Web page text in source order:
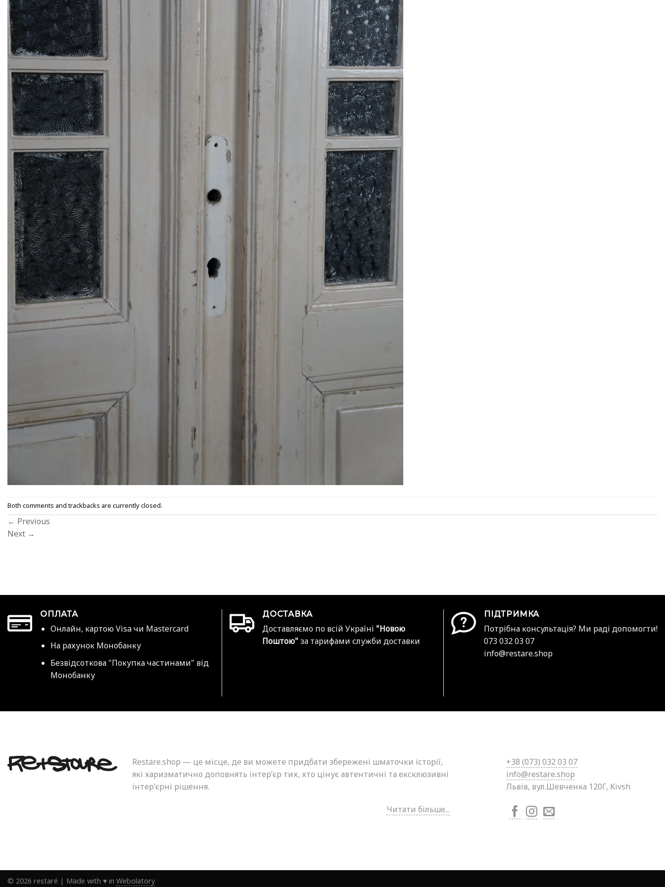
Both comments and trackbacks are currently closed.
← Previous
Next →
ОПЛАТА
Онлайн, картою Visa чи Mastercard
На рахунок Монобанку
Безвідсоткова "Покупка частинами" від
Монобанку
ДОСТАВКА
Доставляємо по всій Україні "Новою
Поштою" за тарифами служби доставки
ПІДТРИМКА
Потрібна консультація? Ми раді допомогти!
073 032 03 07
info@restare.shop
Restare.shop — це місце, де ви можете придбати збережені шматочки історії,
які харизматично доповнять інтер’єр тих, хто цінує автентичні та ексклюзивні
інтер’єрні рішення.
Читати більше...
+38 (073) 032 03 07
info@restare.shop
Львів, вул.Шевченка 120Г, Kivsh
© 2026 restaré | Made with ♥ in Webolatory